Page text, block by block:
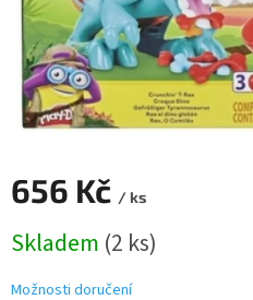
656 Kč / ks
cena:
Skladem (2 ks)
Možnosti doručení